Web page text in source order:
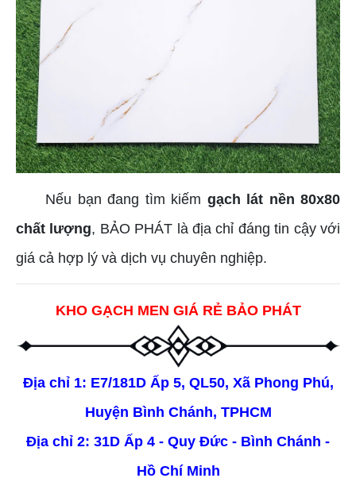
Nếu bạn đang tìm kiếm gạch lát nền 80x80
chất lượng, BẢO PHÁT là địa chỉ đáng tin cậy với
giá cả hợp lý và dịch vụ chuyên nghiệp.
KHO GẠCH MEN GIÁ RẺ BẢO PHÁT
Địa chỉ 1: E7/181D Ấp 5, QL50, Xã Phong Phú,
Huyện Bình Chánh, TPHCM
Địa chỉ 2: 31D Ấp 4 - Quy Đức - Bình Chánh -
Hồ Chí Minh